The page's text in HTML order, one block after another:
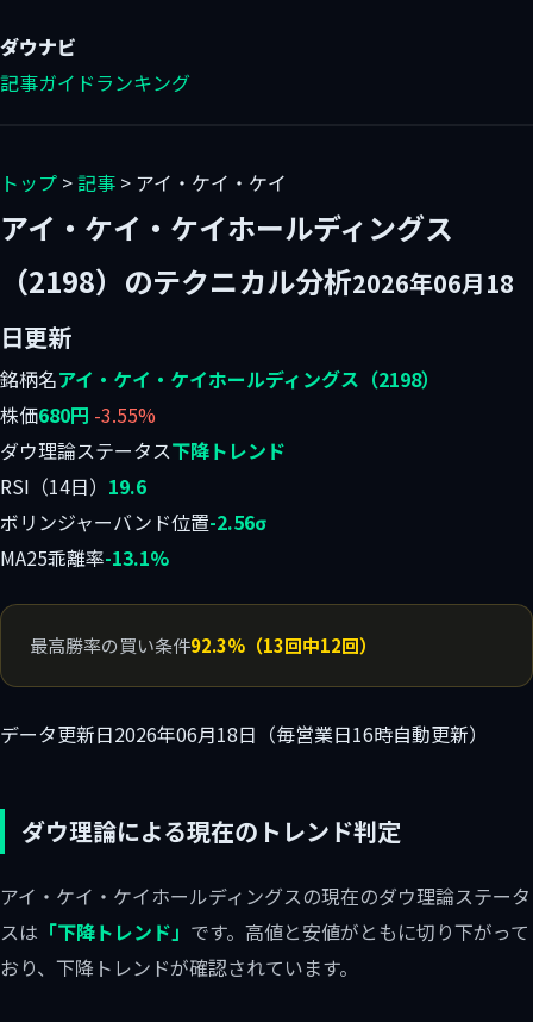
ダウナビ
記事ガイドランキング
トップ >記事 > アイ・ケイ・ケイ
アイ・ケイ・ケイホールディングス
（2198）のテクニカル分析2026年06月18
日更新
銘柄名アイ・ケイ・ケイホールディングス（2198）
株価680円 -3.55%
ダウ理論ステータス下降トレンド
RSI（14日） 19.6
ボリンジャーバンド位置-2.56σ
MA25乖離率-13.1%
最高勝率の買い条件92.3%（13回中12回）
データ更新日2026年06月18日（毎営業日16時自動更新）
ダウ理論による現在のトレンド判定
アイ・ケイ・ケイホールディングスの現在のダウ理論ステータ
スは 「下降トレンド」 です。高値と安値がともに切り下がって
おり、下降トレンドが確認されています。